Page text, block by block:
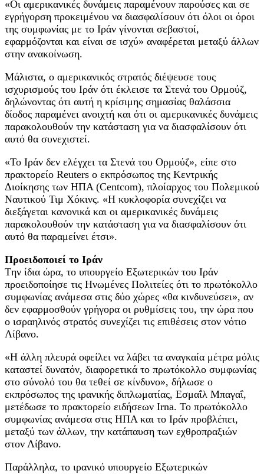
«Οι αμερικανικές δυνάμεις παραμένουν παρούσες και σε
εγρήγορση προκειμένου να διασφαλίσουν ότι όλοι οι όροι
της συμφωνίας με το Ιράν γίνονται σεβαστοί,
εφαρμόζονται και είναι σε ισχύ» αναφέρεται μεταξύ άλλων
στην ανακοίνωση.
Mάλιστα, ο αμερικανικός στρατός διέψευσε τους
ισχυρισμούς του Ιράν ότι έκλεισε τα Στενά του Ορμούζ,
δηλώνοντας ότι αυτή η κρίσιμης σημασίας θαλάσσια
δίοδος παραμένει ανοιχτή και ότι οι αμερικανικές δυνάμεις
παρακολουθούν την κατάσταση για να διασφαλίσουν ότι
αυτό θα συνεχιστεί.
«Το Ιράν δεν ελέγχει τα Στενά του Ορμούζ», είπε στο
πρακτορείο Reuters ο εκπρόσωπος της Κεντρικής
Διοίκησης των ΗΠΑ (Centcom), πλοίαρχος του Πολεμικού
Ναυτικού Τιμ Χόκινς. «Η κυκλοφορία συνεχίζει να
διεξάγεται κανονικά και οι αμερικανικές δυνάμεις
παρακολουθούν την κατάσταση για να διασφαλίσουν ότι
αυτό θα παραμείνει έτσι».
Προειδοποιεί το Ιράν
Tην ίδια ώρα, το υπουργείο Εξωτερικών του Ιράν
προειδοποίησε τις Ηνωμένες Πολιτείες ότι το πρωτόκολλο
συμφωνίας ανάμεσα στις δύο χώρες «θα κινδυνεύσει», αν
δεν εφαρμοσθούν γρήγορα οι ρυθμίσεις του, την ώρα που
ο ισραηλινός στρατός συνεχίζει τις επιθέσεις στον νότιο
Λίβανο.
«Η άλλη πλευρά οφείλει να λάβει τα αναγκαία μέτρα μόλις
καταστεί δυνατόν, διαφορετικά το πρωτόκολλο συμφωνίας
στο σύνολό του θα τεθεί σε κίνδυνο», δήλωσε ο
εκπρόσωπος της ιρανικής διπλωματίας, Εσμαΐλ Μπαγαΐ,
μετέδωσε το πρακτορείο ειδήσεων Irna. Το πρωτόκολλο
συμφωνίας ανάμεσα στις ΗΠΑ και το Ιράν προβλέπει,
μεταξύ των άλλων, την κατάπαυση των εχθροπραξιών
στον Λίβανο.
Παράλληλα, το ιρανικό υπουργείο Εξωτερικών